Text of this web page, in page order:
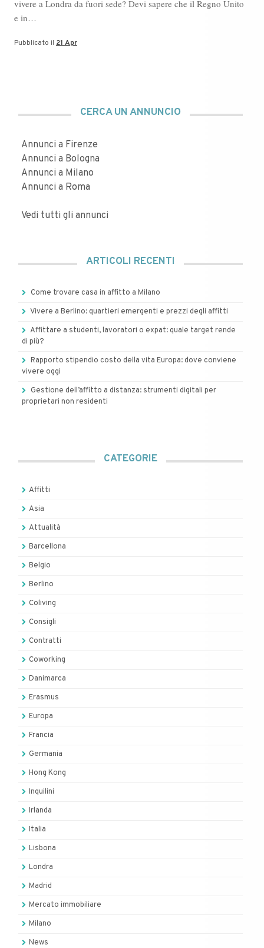
vivere a Londra da fuori sede? Devi sapere che il Regno Unito
e in…
Pubblicato il 21 Apr
CERCA UN ANNUNCIO
Annunci a Firenze
Annunci a Bologna
Annunci a Milano
Annunci a Roma
Vedi tutti gli annunci
ARTICOLI RECENTI
Come trovare casa in affitto a Milano
Vivere a Berlino: quartieri emergenti e prezzi degli affitti
Affittare a studenti, lavoratori o expat: quale target rende
di più?
Rapporto stipendio costo della vita Europa: dove conviene
vivere oggi
Gestione dell’affitto a distanza: strumenti digitali per
proprietari non residenti
CATEGORIE
Affitti
Asia
Attualità
Barcellona
Belgio
Berlino
Coliving
Consigli
Contratti
Coworking
Danimarca
Erasmus
Europa
Francia
Germania
Hong Kong
Inquilini
Irlanda
Italia
Lisbona
Londra
Madrid
Mercato immobiliare
Milano
News